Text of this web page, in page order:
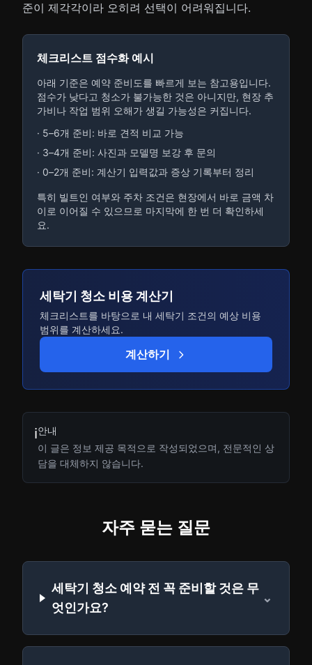
준이 제각각이라 오히려 선택이 어려워집니다.
체크리스트 점수화 예시
아래 기준은 예약 준비도를 빠르게 보는 참고용입니다.
점수가 낮다고 청소가 불가능한 것은 아니지만, 현장 추
가비나 작업 범위 오해가 생길 가능성은 커집니다.
· 5–6개 준비: 바로 견적 비교 가능
· 3–4개 준비: 사진과 모델명 보강 후 문의
· 0–2개 준비: 계산기 입력값과 증상 기록부터 정리
특히 빌트인 여부와 주차 조건은 현장에서 바로 금액 차
이로 이어질 수 있으므로 마지막에 한 번 더 확인하세
요.
세탁기 청소 비용 계산기
체크리스트를 바탕으로 내 세탁기 조건의 예상 비용
범위를 계산하세요.
계산하기
ℹ️안내
이 글은 정보 제공 목적으로 작성되었으며, 전문적인 상
담을 대체하지 않습니다.
자주 묻는 질문
세탁기 청소 예약 전 꼭 준비할 것은 무
엇인가요?
⌄